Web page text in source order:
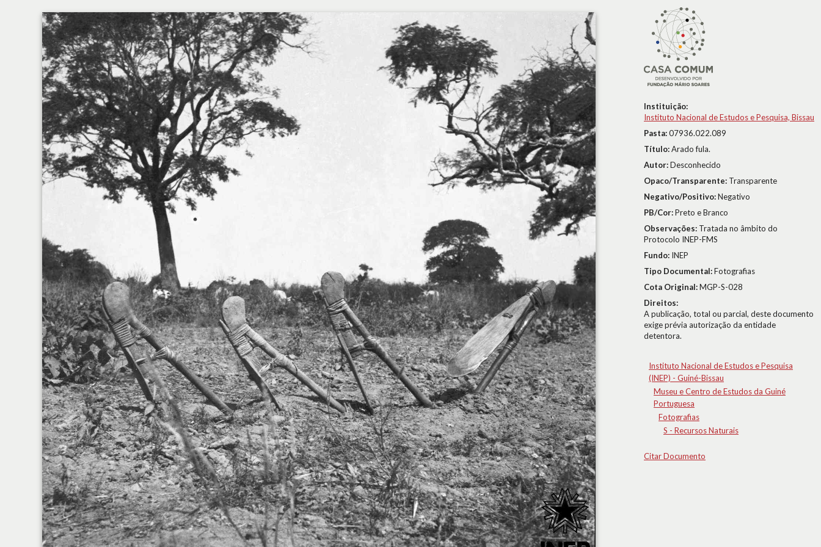
Instituição:
Instituto Nacional de Estudos e Pesquisa, Bissau
Pasta:07936.022.089
Título:Arado fula.
Autor:Desconhecido
Opaco/Transparente: Transparente
Negativo/Positivo:Negativo
PB/Cor:Preto e Branco
Observações: Tratada no âmbito do
Protocolo INEP-FMS
Fundo: INEP
Tipo Documental:Fotografias
Cota Original:MGP-S-028
Direitos:
A publicação, total ou parcial, deste documento
exige prévia autorização da entidade
detentora.
Instituto Nacional de Estudos e Pesquisa
(INEP) - Guiné-Bissau
Museu e Centro de Estudos da Guiné
Portuguesa
Fotografias
S - Recursos Naturais
Citar Documento